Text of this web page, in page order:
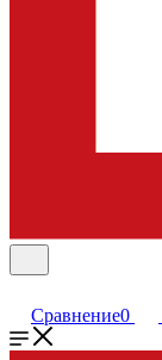
Сравнение0